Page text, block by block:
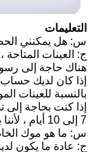
التعليمات
س: هل يمكنني
ج: العينات
هناك حاجة إلى
بالنسبة للعينات
إذا كنت بحاجة
7 إلى 10 أيام ، لأننا بحاجة إلى صنع قالب جديد.
س: ما هو موك